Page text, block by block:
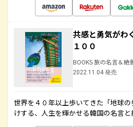
共感と勇気がわ
１００
BOOKS 旅の名言＆絶
2022.11.04 発売
世界を４０年以上歩いてきた「地球
けする、人生を輝かせる韓国の名言